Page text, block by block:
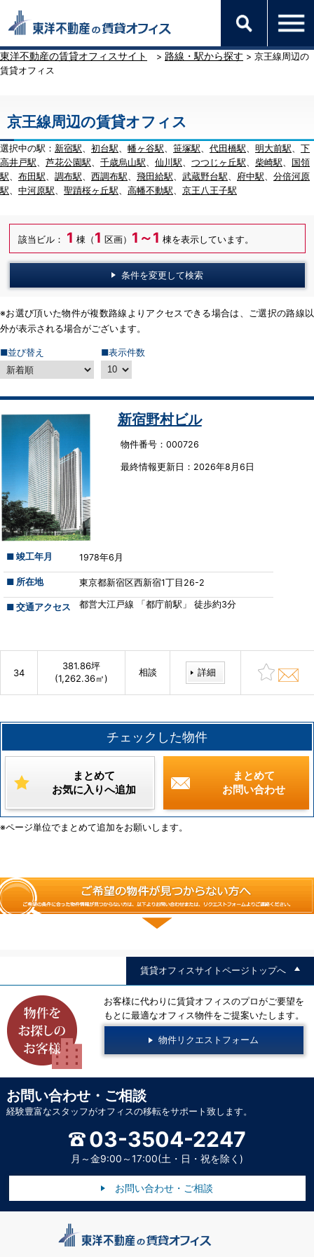
東洋不動産の賃貸オフィスサイト > 路線・駅から探す > 京王線周辺の
賃貸オフィス
京王線周辺の賃貸オフィス
選択中の駅： 新宿駅 初台駅 幡ヶ谷駅 笹塚駅 代田橋駅 明大前駅
下
高井戸駅
芦花公園駅 千歳烏山駅 仙川駅 つつじヶ丘駅 柴崎駅
国領
駅
布田駅 調布駅 西調布駅 飛田給駅 武蔵野台駅 府中駅
分倍河原
駅
中河原駅 聖蹟桜ヶ丘駅 高幡不動駅 京王八王子駅
該当ビル： 1 棟（ 1 区画） 1～1 棟を表示しています。
条件を変更して検索
※お選び頂いた物件が複数路線よりアクセスできる場合は、ご選択の路線以
外が表示される場合がございます。
■並び替え ■表示件数
新宿野村ビル
物件番号：000726
最終情報更新⽇：2026年8月6日
■ 竣工年月 1978年6月
■ 所在地 東京都新宿区西新宿1丁目26-2
■ 交通アクセス 都営大江戸線 「都庁前駅」 徒歩約3分
34
381.86坪
(1,262.36㎡)
相談 詳細
チェックした物件
まとめて
お気に入りへ追加
まとめて
お問い合わせ
※ページ単位でまとめて追加をお願いします。
賃貸オフィスサイトページトップへ
お客様に代わりに賃貸オフィスのプロがご要望を
もとに最適なオフィス物件をご提案いたします。
物件リクエストフォーム
お問い合わせ・ご相談
経験豊富なスタッフがオフィスの移転をサポート致します。
03-3504-2247
月～金9:00～17:00(土・日・祝を除く)
お問い合わせ・ご相談